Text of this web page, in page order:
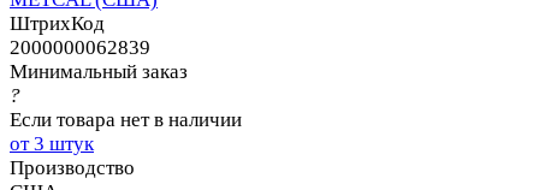
ШтрихКод
2000000062839
Минимальный заказ
?
Если товара нет в наличии
от 3 штук
Производство